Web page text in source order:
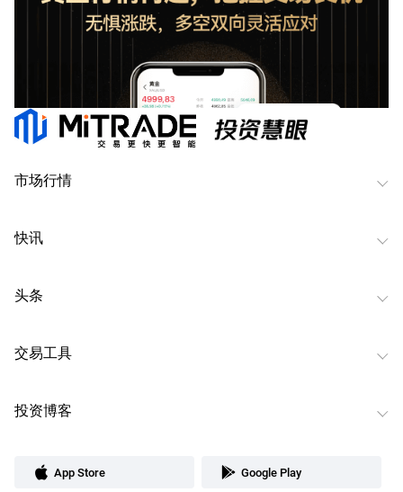
市场行情
快讯
头条
交易工具
投资博客
App Store Google Play